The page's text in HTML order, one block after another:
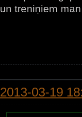
un treniņiem
2013-03-19